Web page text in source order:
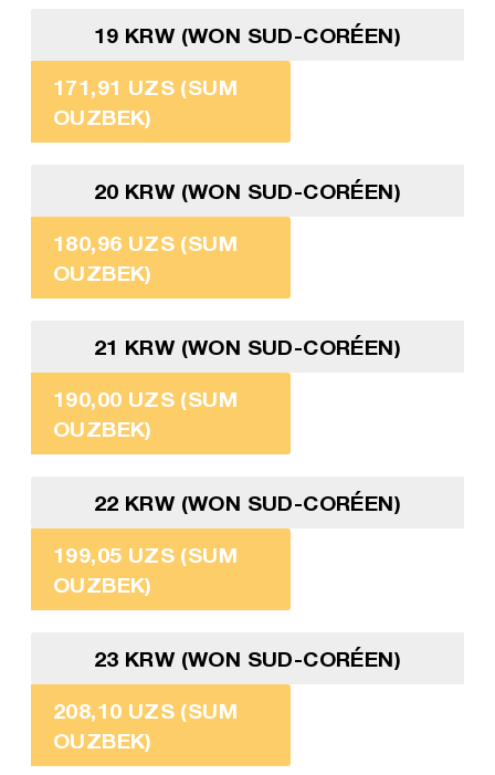
19 KRW (WON SUD-CORÉEN)
171,91 UZS (SUM
OUZBEK)
20 KRW (WON SUD-CORÉEN)
180,96 UZS (SUM
OUZBEK)
21 KRW (WON SUD-CORÉEN)
190,00 UZS (SUM
OUZBEK)
22 KRW (WON SUD-CORÉEN)
199,05 UZS (SUM
OUZBEK)
23 KRW (WON SUD-CORÉEN)
208,10 UZS (SUM
OUZBEK)